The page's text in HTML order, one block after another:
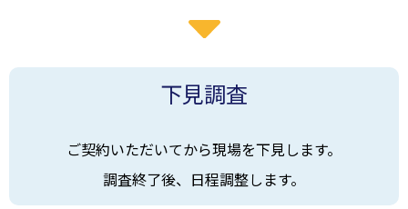
下見調査
ご契約いただいてから現場を下見します。
調査終了後、日程調整します。